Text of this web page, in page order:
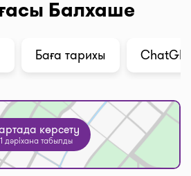
Балхаше
Баға тарихы
көрсету
1 дәріхана табылды